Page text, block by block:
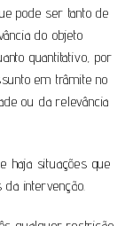
pode ser tanto de
do objeto
quantitativo, por
em trâmite no
ou da relevância
haja situações que
intervenção.